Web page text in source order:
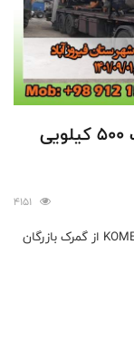
خروج دستگاه بسته بندی علوفه ذرت 500 کیلویی
خروج دستگاه بسته بندی علوفه ذرت 500 کیلویی KOMEL از گمرک بازرگان